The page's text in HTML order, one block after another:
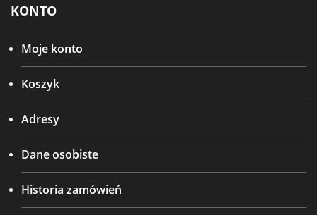
KONTO
Moje konto
Koszyk
Adresy
Dane osobiste
Historia zamówień